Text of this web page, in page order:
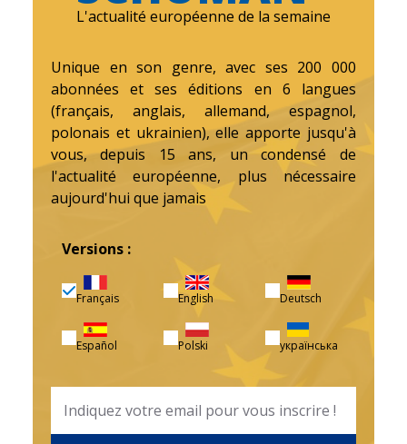
L'actualité européenne de la semaine
Unique en son genre, avec ses 200 000
abonnées et ses éditions en 6 langues
(français, anglais, allemand, espagnol,
polonais et ukrainien), elle apporte jusqu'à
vous, depuis 15 ans, un condensé de
l'actualité européenne, plus nécessaire
aujourd'hui que jamais
Versions :
Français English Deutsch
Español Polski українська